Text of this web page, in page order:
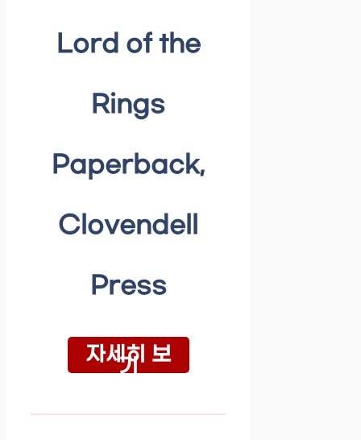
Lord of the
Rings
Paperback,
Clovendell
Press
자세히 보
기